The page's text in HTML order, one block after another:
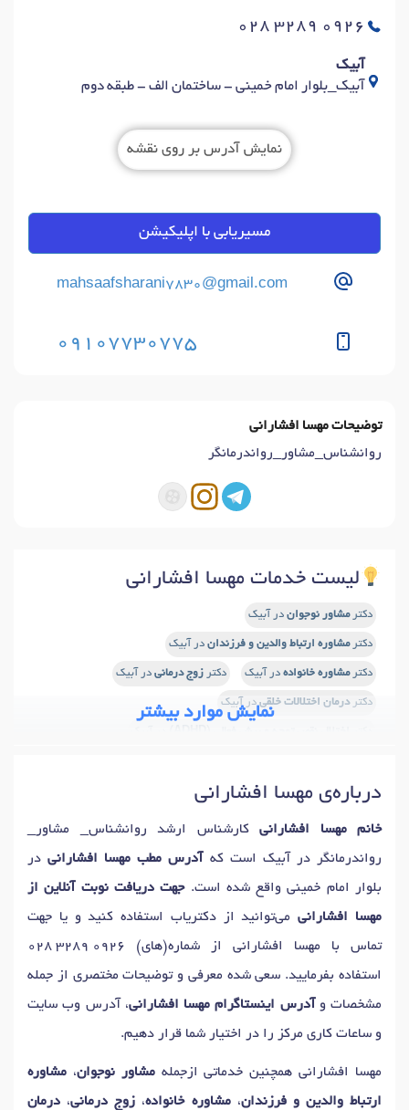
028 3289 0926
آبیک
آبیک_بلوار امام خمینی - ساختمان الف - طبقه دوم
نمایش آدرس بر روی نقشه
مسیریابی با اپلیکیشن
mahsaafsharani7830@gmail.com
09107730775
توضیحات مهسا افشارانی
روانشناس_مشاور_رواندرمانگر
لیست خدمات مهسا افشارانی
دکترمشاور نوجوان در آبیک
دکترمشاوره ارتباط والدین و فرزندان در آبیک
دکترمشاوره خانواده در آبیک دکتر زوج درمانی در آبیک
دکتردرمان اختلالات خلقیدر آبیک
دکترآزمون های هوشدر آبیک دکتر
نمایش موارد بیشتر
درباره‌ی مهسا افشارانی
خانم مهسا افشارانی کارشناس ارشد روانشناس_ مشاور_
رواندرمانگر در آبیک است که آدرس مطب مهسا افشارانیدر
بلوار امام خمینی واقع شده است.جهت دریافت نوبت آنلاین از
مهسا افشارانیمی‌توانید از دکتریاب استفاده کنید و یا جهت
تماس با مهسا افشارانی از شماره(های) 028 3289 0926
استفاده بفرمایید. سعی شده معرفی و توضیحات مختصری از جمله
مشخصات و آدرس اینستاگرام مهسا افشارانی، آدرس وب سایت
و ساعات کاری مرکز را در اختیار شما قرار دهیم.
مهسا افشارانی همچنین خدماتی ازجملهمشاور نوجوان، مشاوره
ارتباط والدین و فرزندان،مشاوره خانواده، زوج درمانی، درمان